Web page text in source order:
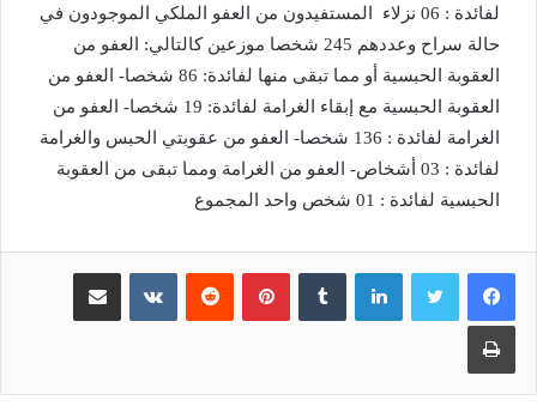
لفائدة : 06 نزلاء المستفيدون من العفو الملكي الموجودون في
حالة سراح وعددهم 245 شخصا موزعين كالتالي: العفو من
العقوبة الحبسية أو مما تبقى منها لفائدة: 86 شخصا- العفو من
العقوبة الحبسية مع إبقاء الغرامة لفائدة: 19 شخصا- العفو من
الغرامة لفائدة : 136 شخصا- العفو من عقوبتي الحبس والغرامة
لفائدة : 03 أشخاص- العفو من الغرامة ومما تبقى من العقوبة
الحبسية لفائدة : 01 شخص واحد المجموع
لينكدإن بينتيريست مشاركة عبر البريد
طباعة